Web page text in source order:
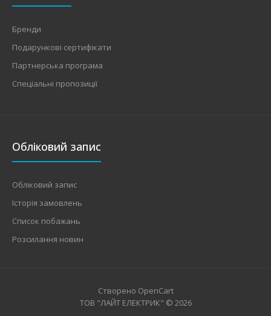
Бренди
Подарункові сертифікати
Партнерська програма
Спеціальні пропозиції
Обліковий запис
Обліковий запис
Історія замовлень
Список побажань
Розсилання новин
Створено OpenCart
ТОВ "ЛАЙТ ЕЛЕКТРИК" © 2026